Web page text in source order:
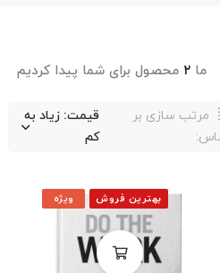
ما ۲ محصول برای شما پیدا کردیم
مرتب سازی بر
قیمت: زیاد به
کم
بهترین فروش ویژه